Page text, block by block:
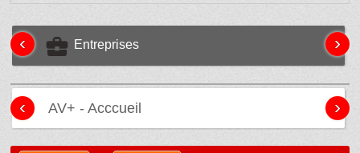
business_center Entreprises
‹ ›
AV+ - Acccueil
‹ ›